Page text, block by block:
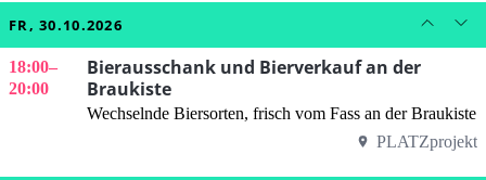
FR, 30.10.2026
18:00–
20:00
Bierausschank und Bierverkauf an der
Braukiste
Wechselnde Biersorten, frisch vom Fass an der Braukiste
PLATZprojekt